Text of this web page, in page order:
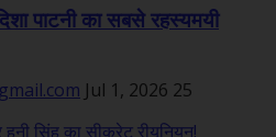
पाटनी का सबसे रहस्यमयी
Jul 1, 2026 25